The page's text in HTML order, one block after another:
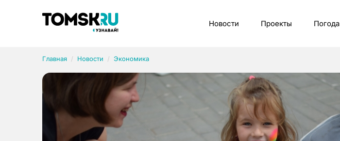
Новости Проекты Погода
Главная Новости Экономика
Рубрики